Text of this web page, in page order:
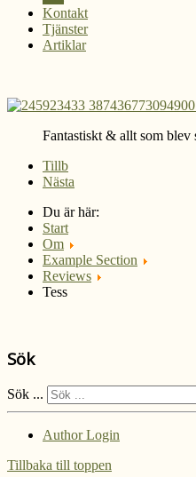
Kontakt
Tjänster
Artiklar
Fantastiskt & allt som blev
Tillb
Nästa
Du är här:
Start
Om
Example Section
Reviews
Tess
Sök
Sök ...
Author Login
Tillbaka till toppen